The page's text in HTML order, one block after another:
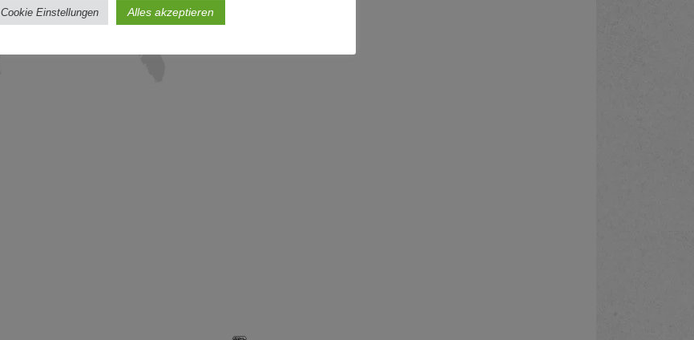
Cookie Einstellungen Alles akzeptieren